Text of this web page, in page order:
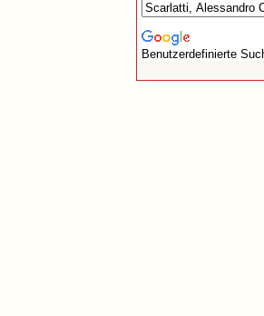
Benutzerdefinierte